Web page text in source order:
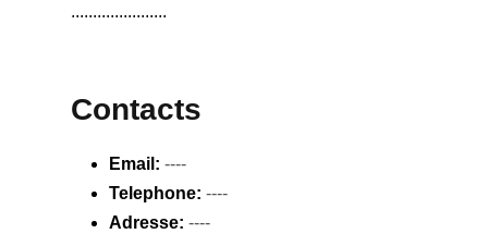
......................
Contacts
Email: ----
Telephone: ----
Adresse: ----